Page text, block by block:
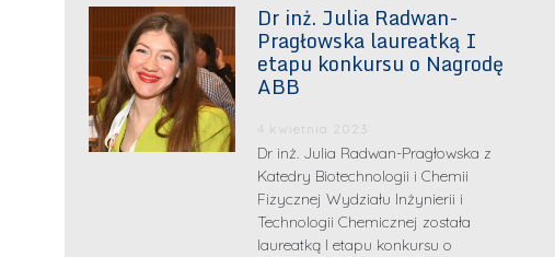
Dr inż. Julia Radwan-
Pragłowska laureatką I
etapu konkursu o Nagrodę
ABB
4 kwietnia 2023
Dr inż. Julia Radwan-Pragłowska z
Katedry Biotechnologii i Chemii
Fizycznej Wydziału Inżynierii i
Technologii Chemicznej została
laureatką I etapu konkursu o